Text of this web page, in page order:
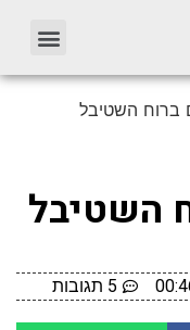
ברוח השטיבל
השטיבל
5 תגובות